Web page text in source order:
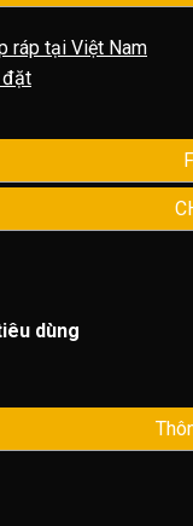
ráp tại Việt Nam
đặt
dùng